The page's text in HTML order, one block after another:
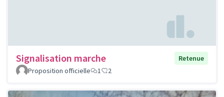
Signalisation marche
Retenue
Proposition officielle
1 2